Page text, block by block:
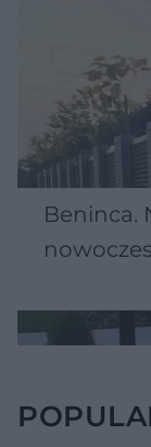
Beninca.